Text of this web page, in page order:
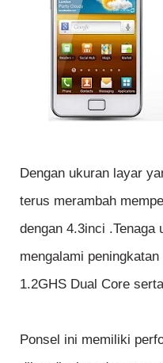
Dengan ukuran layar
terus merambah
dengan 4.3inci .Tenaga
mengalami
1.2GHS Dual Core
Ponsel ini memiliki